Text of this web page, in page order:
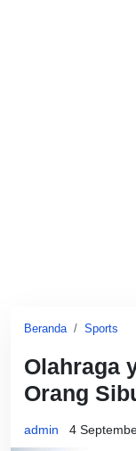
Beranda Sports
Olahraga
Orang
admin 4